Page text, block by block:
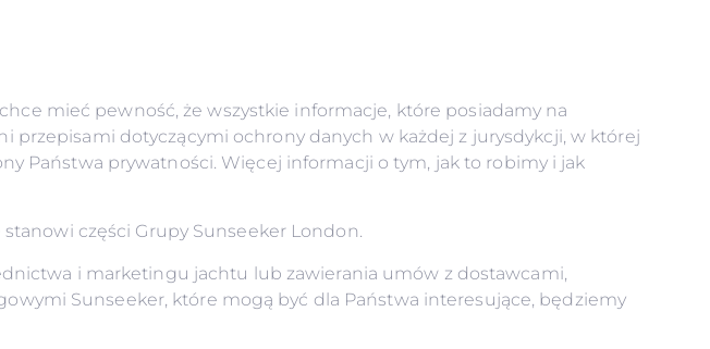
mieć pewność, że wszystkie informacje, które posiadamy na
przepisami dotyczącymi ochrony danych w każdej z jurysdykcji, w której
Państwa prywatności. Więcej informacji o tym, jak to robimy i jak
części Grupy Sunseeker London.
i marketingu jachtu lub zawierania umów z dostawcami,
Sunseeker, które mogą być dla Państwa interesujące, będziemy